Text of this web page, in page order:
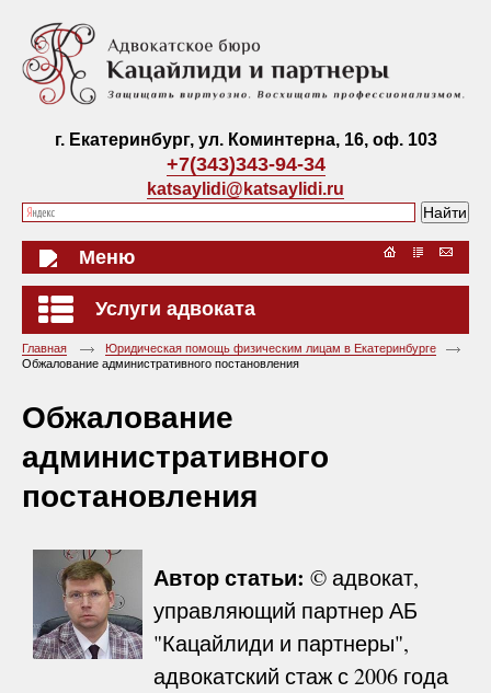
г. Екатеринбург, ул. Коминтерна, 16, оф. 103
+7(343)343-94-34
katsaylidi@katsaylidi.ru
Меню
Услуги адвоката
Главная
Юридическая помощь физическим лицам в Екатеринбурге
Обжалование административного постановления
Обжалование
административного
постановления
Автор статьи: © адвокат,
управляющий партнер АБ
"Кацайлиди и партнеры",
адвокатский стаж с 2006 года